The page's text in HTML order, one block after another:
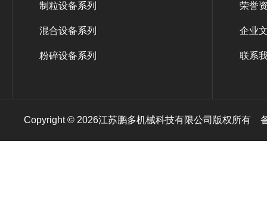
制粒设备系列
混合设备系列
粉碎设备系列
荣誉
企业
联系
Copyright © 2026江苏鹏多机械科技有限公司版权所有